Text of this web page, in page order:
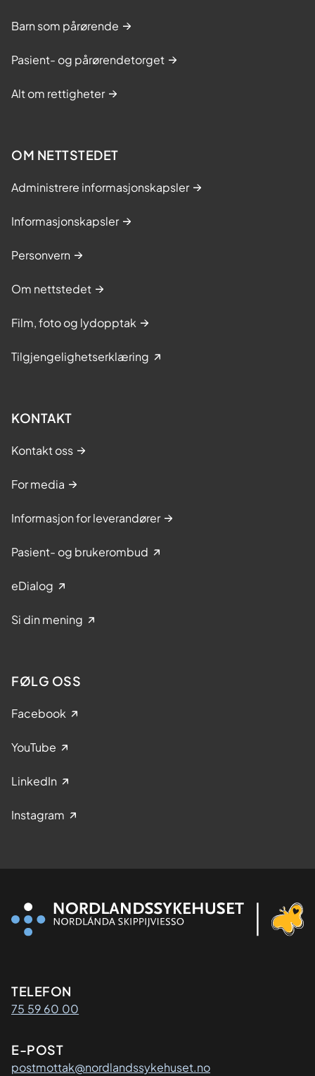
Barn som pårørende
Pasient- og pårørendetorget
Alt om rettigheter
OM NETTSTEDET
Administrere informasjonskapsler
Informasjonskapsler
Personvern
Om nettstedet
Film, foto og lydopptak
Tilgjengelighetserklæring
KONTAKT
Kontakt oss
For media
Informasjon for leverandører
Pasient- og brukerombud
eDialog
Si din mening
FØLG OSS
Facebook
YouTube
LinkedIn
Instagram
Kontaktinformasjon
TELEFON
75 59 60 00
E-POST
postmottak@nordlandssykehuset.no